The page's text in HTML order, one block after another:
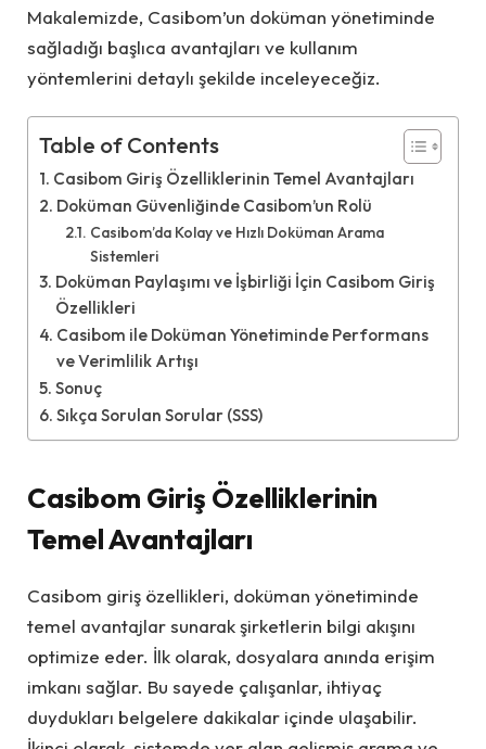
Makalemizde, Casibom’un doküman yönetiminde
sağladığı başlıca avantajları ve kullanım
yöntemlerini detaylı şekilde inceleyeceğiz.
Table of Contents
Casibom Giriş Özelliklerinin Temel Avantajları
Doküman Güvenliğinde Casibom’un Rolü
Casibom’da Kolay ve Hızlı Doküman Arama
Sistemleri
Doküman Paylaşımı ve İşbirliği İçin Casibom Giriş
Özellikleri
Casibom ile Doküman Yönetiminde Performans
ve Verimlilik Artışı
Sonuç
Sıkça Sorulan Sorular (SSS)
Casibom Giriş Özelliklerinin
Temel Avantajları
Casibom giriş özellikleri, doküman yönetiminde
temel avantajlar sunarak şirketlerin bilgi akışını
optimize eder. İlk olarak, dosyalara anında erişim
imkanı sağlar. Bu sayede çalışanlar, ihtiyaç
duydukları belgelere dakikalar içinde ulaşabilir.